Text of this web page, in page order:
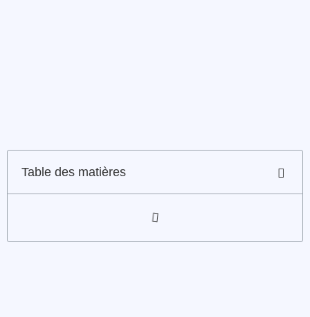
Table des matières